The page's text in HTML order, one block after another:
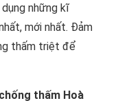
những kĩ
mới nhất. Đảm
thấm triệt để
thấm Hoà